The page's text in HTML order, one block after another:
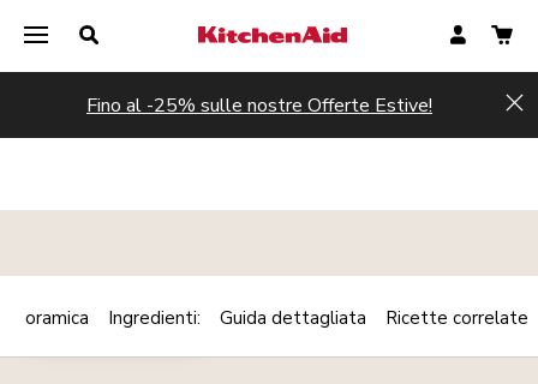
Fino al -25% sulle nostre Offerte Estive!
COLAZIONE/BRUNCH Print
Ingredienti: Guida dettagliata Ricette correlate